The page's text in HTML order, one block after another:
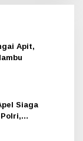
Apit,
Siaga